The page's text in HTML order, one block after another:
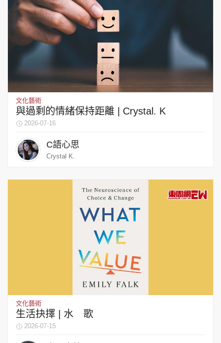
文化藝術
與過剩的情緒保持距離 | Crystal. K
2026-07-16
C語心思
Crystal K.
文化藝術
生活抉擇 | 水 歌
2026-07-15